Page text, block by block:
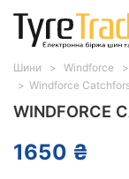
WINDFORCE
1650 ₴
Шини Windforce
Windforce